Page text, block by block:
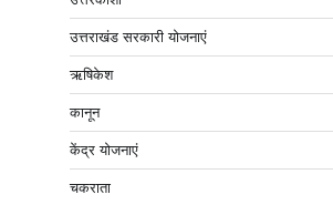
उत्तराखंड सरकारी योजनाएं
ऋषिकेश
कानून
केंद्र योजनाएं
चकराता